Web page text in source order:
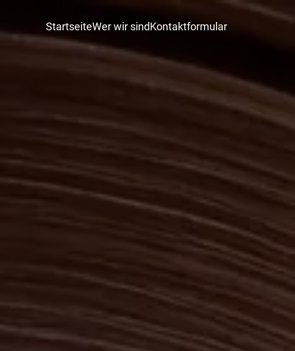
StartseiteWer wir sindKontaktformular